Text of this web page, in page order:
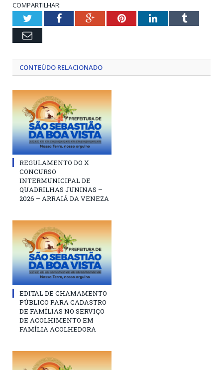
COMPARTILHAR:
TwitterFacebookGoogle+PinterestLinkedInTumblr
Email
CONTEÚDO RELACIONADO
REGULAMENTO DO X
CONCURSO
INTERMUNICIPAL DE
QUADRILHAS JUNINAS –
2026 – ARRAIÁ DA VENEZA
EDITAL DE CHAMAMENTO
PÚBLICO PARA CADASTRO
DE FAMÍLIAS NO SERVIÇO
DE ACOLHIMENTO EM
FAMÍLIA ACOLHEDORA